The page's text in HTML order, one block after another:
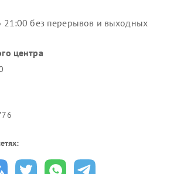
без перерывов и выходных
центра